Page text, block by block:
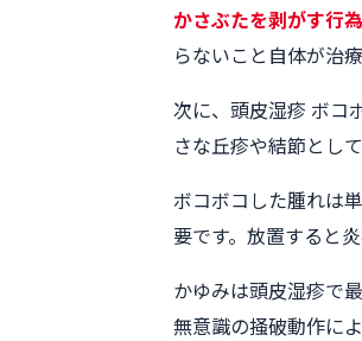
かさぶたを剥がす行
らないこと自体が治
次に、頭皮湿疹 ボコ
さな丘疹や結節とし
ボコボコした腫れは
要です。放置すると
かゆみは頭皮湿疹で
無意識の掻破動作に